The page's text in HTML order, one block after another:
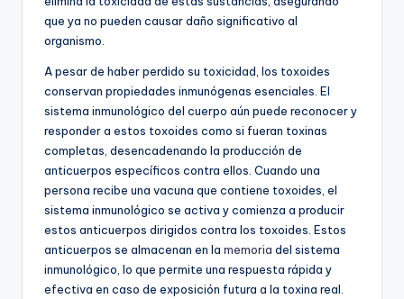
que ya no pueden causar daño significativo al
organismo.
A pesar de haber perdido su toxicidad, los toxoides
conservan propiedades inmunógenas esenciales. El
sistema inmunológico del cuerpo aún puede reconocer y
responder a estos toxoides como si fueran toxinas
completas, desencadenando la producción de
anticuerpos específicos contra ellos. Cuando una
persona recibe una vacuna que contiene toxoides, el
sistema inmunológico se activa y comienza a producir
estos anticuerpos dirigidos contra los toxoides. Estos
anticuerpos se almacenan en la memoria del sistema
inmunológico, lo que permite una respuesta rápida y
efectiva en caso de exposición futura a la toxina real.